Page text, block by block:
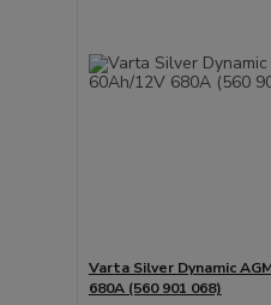
Varta Silver Dynamic
680A (560 901 068)